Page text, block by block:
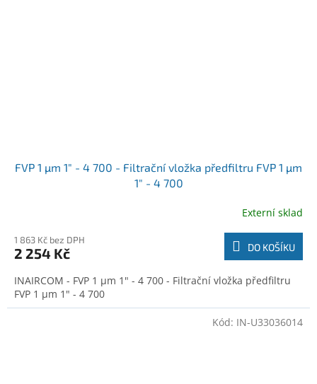
FVP 1 µm 1" - 4 700 - Filtrační vložka předfiltru FVP 1 µm
1" - 4 700
Externí sklad
1 863 Kč bez DPH
2 254 Kč DO KOŠÍKU
INAIRCOM - FVP 1 µm 1" - 4 700 - Filtrační vložka předfiltru
FVP 1 µm 1" - 4 700
Kód: IN-U33036014